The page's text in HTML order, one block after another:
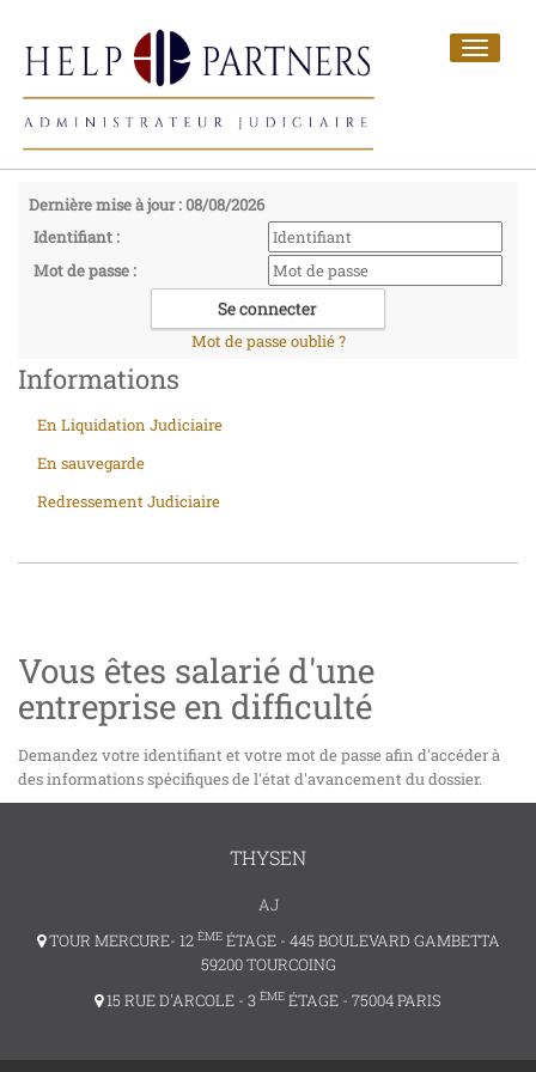
Toggle
Dernière mise à jour : 08/08/2026
Identifiant :
Mot de passe :
Mot de passe oublié ?
Informations
En Liquidation Judiciaire
En sauvegarde
Redressement Judiciaire
Vous êtes salarié d'une
entreprise en difficulté
Demandez votre identifiant et votre mot de passe afin d'accéder à
des informations spécifiques de l'état d'avancement du dossier.
THYSEN
AJ
TOUR MERCURE- 12 ÈMEÉTAGE - 445 BOULEVARD GAMBETTA
59200 TOURCOING
15 RUE D'ARCOLE - 3 ÈME ÉTAGE - 75004 PARIS